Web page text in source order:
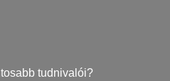
tudnivalói?